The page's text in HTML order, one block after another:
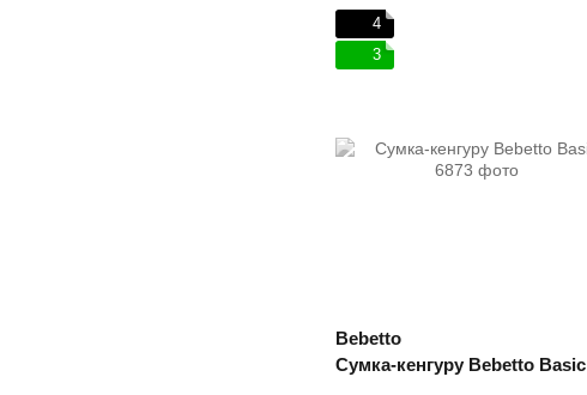
4
3
Bebetto
Сумка-кенгуру Bebetto Basic